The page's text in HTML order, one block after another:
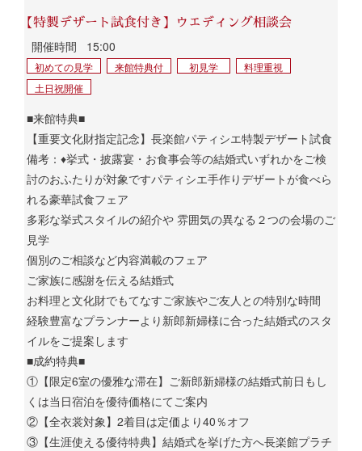
【特製デザート試食付き】ウエディング相談会
開催時間 15:00
初めての見学 来館特典付 初見学
料理重視
土日祝開催
■来館特典■
【重要文化財指定記念】長楽館パティシエ特製デザート試食
備考：♦挙式・披露宴・お食事会等の結婚式いずれかをご検
討のおふたりが対象ですパティシエ手作りデザートが食べら
れる豪華試食フェア
多彩な挙式スタイルの紹介や 雰囲気の異なる２つの会場のご
見学
個別のご相談など内容満載のフェア
ご家族に感謝を伝える結婚式
お料理と文化財でもてなすご家族やご友人との特別な時間
経験豊富なプランナーより新郎新婦様に合った結婚式のスタ
イルをご提案します
■成約特典■
①【限定6室の優雅な滞在】ご新郎新婦様の結婚式前日もし
くは当日宿泊を優待価格にてご案内
②【全衣裳対象】2着目は定価より40％オフ
③【生涯使える優待特典】結婚式を挙げた方へ長楽館プラチ